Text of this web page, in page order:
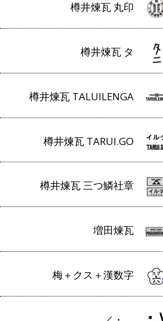
樽井煉瓦 丸印
樽井煉瓦 タ
樽井煉瓦 TALUILENGA
樽井煉瓦 TARUI.GO
樽井煉瓦 三つ鱗社章
増田煉瓦
梅＋クス＋漢数字